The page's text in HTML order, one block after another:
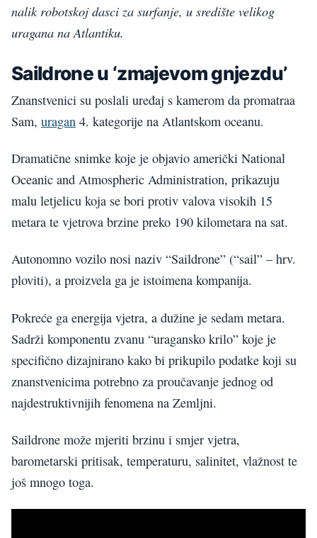
nalik robotskoj dasci za surfanje, u središte velikog
uragana na Atlantiku.
Saildrone u ‘zmajevom gnjezdu’
Znanstvenici su poslali uređaj s kamerom da promatraa
Sam, uragan 4. kategorije na Atlantskom oceanu.
Dramatične snimke koje je objavio američki National
Oceanic and Atmospheric Administration, prikazuju
malu letjelicu koja se bori protiv valova visokih 15
metara te vjetrova brzine preko 190 kilometara na sat.
Autonomno vozilo nosi naziv “Saildrone” (“sail” – hrv.
ploviti), a proizvela ga je istoimena kompanija.
Pokreće ga energija vjetra, a dužine je sedam metara.
Sadrži komponentu zvanu “uragansko krilo” koje je
specifično dizajnirano kako bi prikupilo podatke koji su
znanstvenicima potrebno za proučavanje jednog od
najdestruktivnijih fenomena na Zemljni.
Saildrone može mjeriti brzinu i smjer vjetra,
barometarski pritisak, temperaturu, salinitet, vlažnost te
još mnogo toga.